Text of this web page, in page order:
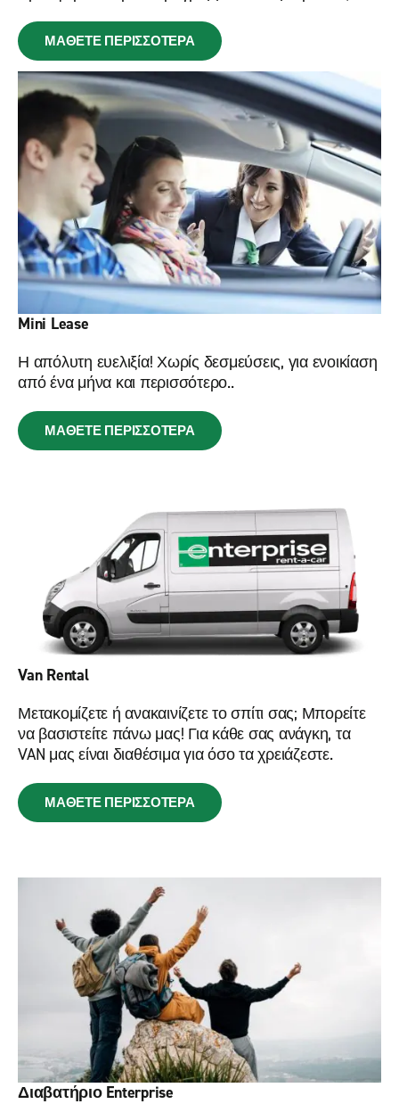
ΜΑΘΕΤΕ ΠΕΡΙΣΣΟΤΕΡΑ
Mini Lease
Η απόλυτη ευελιξία! Χωρίς δεσμεύσεις, για ενοικίαση
από ένα μήνα και περισσότερο..
ΜΑΘΕΤΕ ΠΕΡΙΣΣΟΤΕΡΑ
Van Rental
Μετακομίζετε ή ανακαινίζετε το σπίτι σας; Μπορείτε
να βασιστείτε πάνω μας! Για κάθε σας ανάγκη, τα
VAN μας είναι διαθέσιμα για όσο τα χρειάζεστε.
ΜΑΘΕΤΕ ΠΕΡΙΣΣΟΤΕΡΑ
Διαβατήριο Enterprise